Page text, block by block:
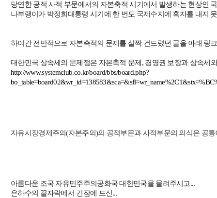
당연한 공적 사적 부문에서의 자본축적 시기에서 발생하는 현상인
나부랭이가 박정희대통령 시기에 한 번도 국제수지에 흑자를 내지
하여간 전반적으로 자본축적의 문제를 살짝 건드렸던 글을 아래 링
대한민국 상속세의 문제점은 자본축적 문제 , 경영권 보장과 상속세
http://www.systemclub.co.kr/board/bbs/board.php?
자유시장경제주의(자본주의)의 공적부문과 사적부문의 의식은 공
아름다운 조국 자유민주주의공화국 대한민국을 물려주시고...
은하수의 끝자락에서 긴잠에 드신 ...